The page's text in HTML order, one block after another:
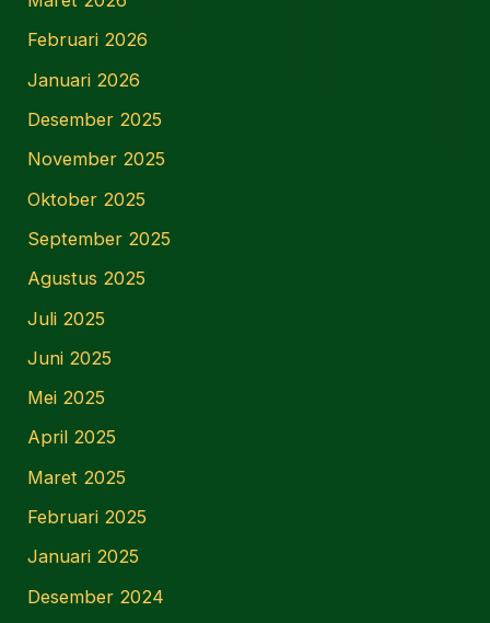
Februari 2026
Januari 2026
Desember 2025
November 2025
Oktober 2025
September 2025
Agustus 2025
Juli 2025
Juni 2025
Mei 2025
April 2025
Maret 2025
Februari 2025
Januari 2025
Desember 2024